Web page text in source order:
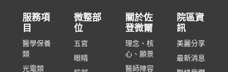
服務項
目
醫學保養
類
光電類
微整部
位
五官
眼睛
關於佐
登微爾
理念、核
心、願景
醫師陣容
院區資
訊
美麗分享
最新消息